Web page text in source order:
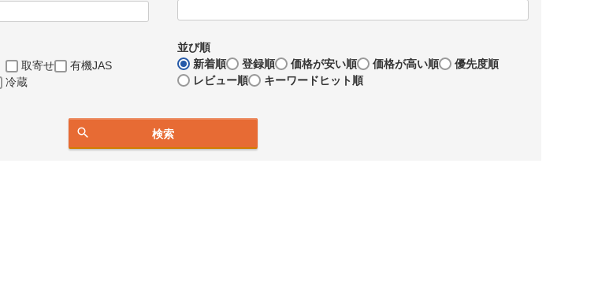
取寄せ
有機JAS
冷蔵
並び順
新着順
登録順 価格が安い順 価格が高い順
優先度順
レビュー順
キーワードヒット順
検索